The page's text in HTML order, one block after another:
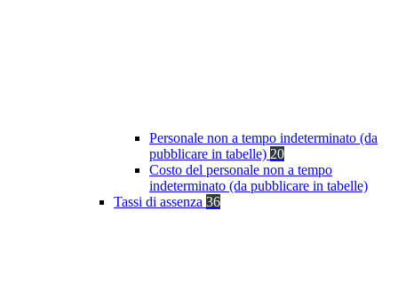
Personale non a tempo indeterminato (da
pubblicare in tabelle) 20
Costo del personale non a tempo
indeterminato (da pubblicare in tabelle)
Tassi di assenza 36